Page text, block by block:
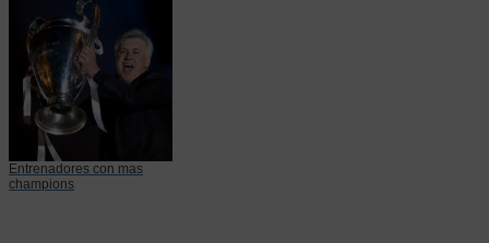
Entrenadores con mas
champions